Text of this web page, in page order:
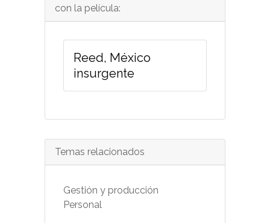
con la película:
Reed, México
insurgente
Temas relacionados
Gestión y producción
Personal